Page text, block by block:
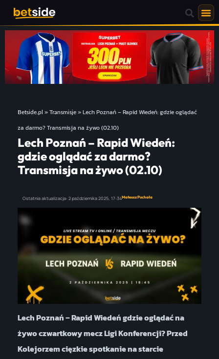
Betside.pl » Transmisje»Lech Poznań – Rapid Wiedeń: gdzie oglądać
za darmo? Transmisja na żywo (02.10)
Lech Poznań – Rapid Wiedeń:
gdzie oglądać za darmo?
Transmisja na żywo (02.10)
Ostatnia aktualizacja: 2 października 2025, 17:34Mateusz Puchała
Lech Poznań – Rapid Wiedeń gdzie oglądać na
żywo czwartkowy mecz Ligi Konferencji? Przed
Kolejorzem cięzkie spotkanie na starcie